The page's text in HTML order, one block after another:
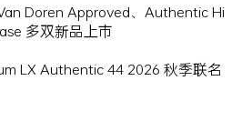
Doren Approved、Authentic Hi
多双新品上市
LX Authentic 44 2026 秋季联名